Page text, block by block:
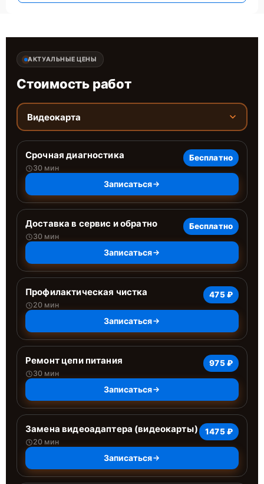
АКТУАЛЬНЫЕ ЦЕНЫ
Стоимость работ
Видеокарта
Срочная диагностика
30 мин
Бесплатно
Записаться
Доставка в сервис и обратно
30 мин
Бесплатно
Записаться
Профилактическая чистка
20 мин
475 ₽
Записаться
Ремонт цепи питания
30 мин
975 ₽
Записаться
Замена видеоадаптера (видеокарты)
20 мин
1475 ₽
Записаться